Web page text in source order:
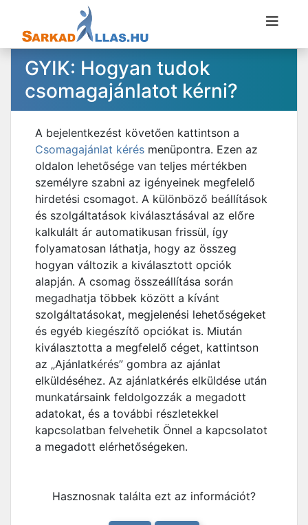
GYIK: Hogyan tudok
csomagajánlatot kérni?
A bejelentkezést követően kattintson a
Csomagajánlat kérés menüpontra. Ezen az
oldalon lehetősége van teljes mértékben
személyre szabni az igényeinek megfelelő
hirdetési csomagot. A különböző beállítások
és szolgáltatások kiválasztásával az előre
kalkulált ár automatikusan frissül, így
folyamatosan láthatja, hogy az összeg
hogyan változik a kiválasztott opciók
alapján. A csomag összeállítása során
megadhatja többek között a kívánt
szolgáltatásokat, megjelenési lehetőségeket
és egyéb kiegészítő opciókat is. Miután
kiválasztotta a megfelelő céget, kattintson
az „Ajánlatkérés” gombra az ajánlat
elküldéséhez. Az ajánlatkérés elküldése után
munkatársaink feldolgozzák a megadott
adatokat, és a további részletekkel
kapcsolatban felvehetik Önnel a kapcsolatot
a megadott elérhetőségeken.
Hasznosnak találta ezt az információt?